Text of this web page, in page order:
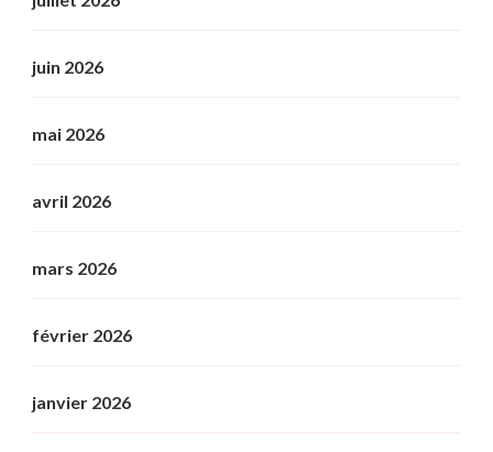
juin 2026
mai 2026
avril 2026
mars 2026
février 2026
janvier 2026